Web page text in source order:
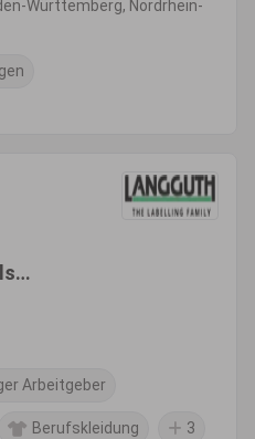
Württemberg, Nordrhein-
Arbeitgeber
Berufskleidung 3